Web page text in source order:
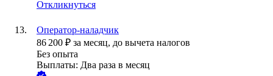
Откликнуться
Оператор-наладчик
86 200 ₽ за месяц, до вычета налогов
Без опыта
Выплаты: Два раза в месяц